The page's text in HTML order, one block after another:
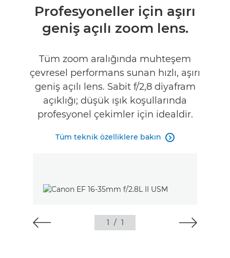
Genel Bakış
Teknik Özellikler
Profesyoneller için aşırı
geniş açılı zoom lens.
Tüm zoom aralığında muhteşem
çevresel performans sunan hızlı, aşırı
geniş açılı lens. Sabit f/2,8 diyafram
açıklığı; düşük ışık koşullarında
profesyonel çekimler için idealdir.
Tüm teknik özelliklere bakın 
1 / 1